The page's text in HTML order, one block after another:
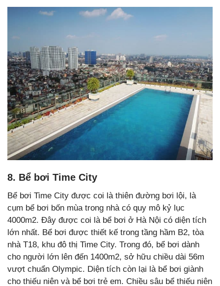
8. Bể bơi Time City
Bể bơi Time City được coi là thiên đường bơi lội, là
cụm bể bơi bốn mùa trong nhà có quy mô kỷ lục
4000m2. Đây được coi là bể bơi ở Hà Nội có diện tích
lớn nhất. Bể bơi được thiết kế trong tầng hầm B2, tòa
nhà T18, khu đô thị Time City. Trong đó, bể bơi dành
cho người lớn lên đến 1400m2, sở hữu chiều dài 56m
vượt chuẩn Olympic. Diện tích còn lại là bể bơi giành
cho thiếu niên và bể bơi trẻ em. Chiều sâu bể thiếu niên